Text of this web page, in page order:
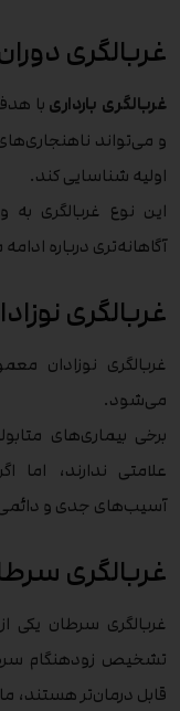
غربالگری
غربالگری بارداری با
و می‌تواند
اولیه شناسایی کند.
این نوع غربالگری
آگاهانه‌تری درباره
غربالگری
غربالگری نوزادان
می‌شود.
برخی بیماری‌های
علامتی ندارند،
آسیب‌های جدی و دائمی
غربالگری
غربالگری سرطان یکی
تشخیص زودهنگام
قابل درمان‌تر هستند،